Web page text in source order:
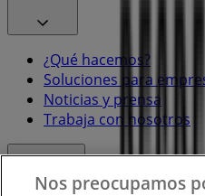
¿Qué hacemos?
Soluciones para
Noticias y prensa
Trabaja con nosotros
Nos preocupamos